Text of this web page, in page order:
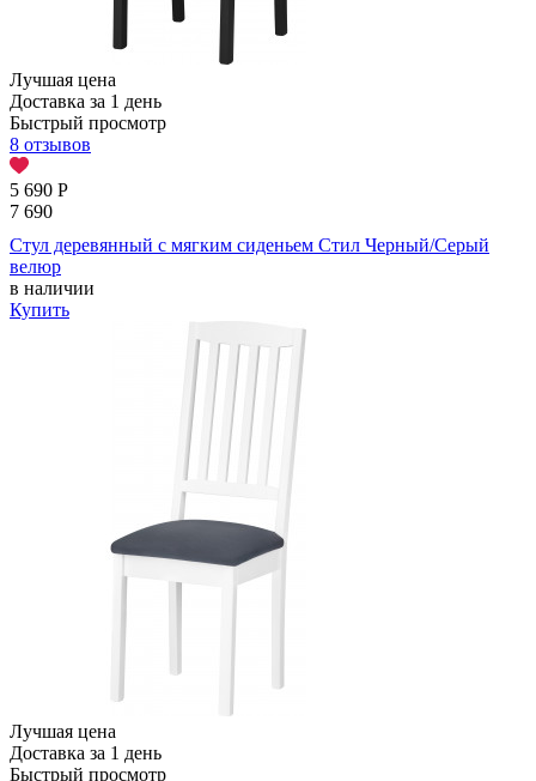
Лучшая цена
Доставка за 1 день
Быстрый просмотр
8 отзывов
5 690 Р
7 690
Стул деревянный с мягким сиденьем Стил Черный/Серый
велюр
в наличии
Купить
Лучшая цена
Доставка за 1 день
Быстрый просмотр